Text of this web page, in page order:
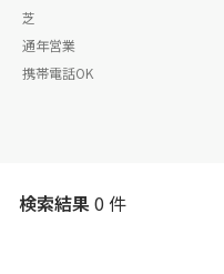
芝
通年営業
携帯電話OK
検索結果0 件